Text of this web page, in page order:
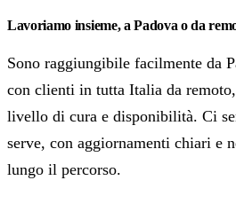
Lavoriamo insieme, a Padova o da
Sono raggiungibile facilmente da
con clienti in tutta Italia da
livello di cura e disponibilità. Ci
serve, con aggiornamenti chiari e
lungo il percorso.